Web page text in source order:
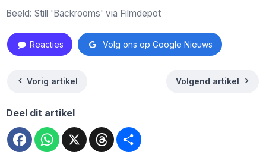
Beeld: Still 'Backrooms' via Filmdepot
Reacties Volg ons op Google Nieuws
Vorig artikel Volgend artikel
Deel dit artikel
FacebookWhatsApp
X Threads